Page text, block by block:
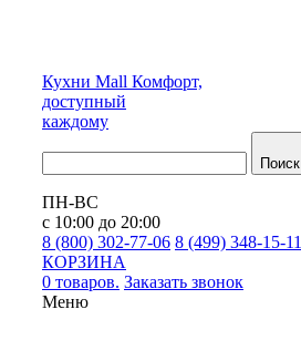
Кухни Mall Комфорт,
доступный
каждому
Поиск
ПН-ВС
с 10:00 до 20:00
8 (800) 302-77-06 8 (499) 348-15-11
КОРЗИНА
0 товаров. Заказать звонок
Меню